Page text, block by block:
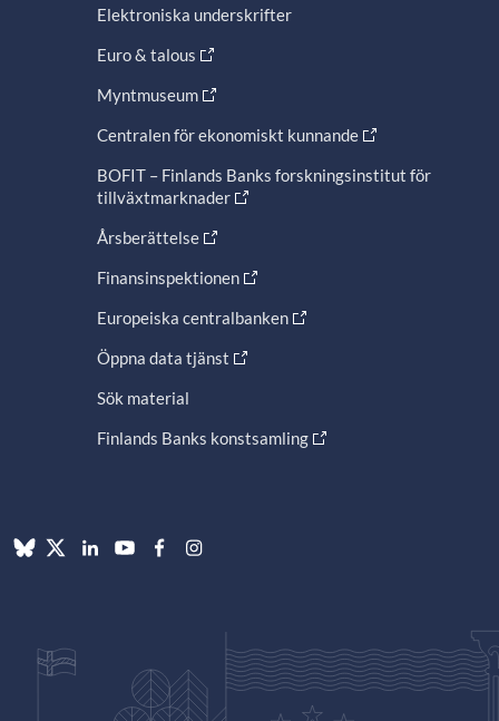
Elektroniska underskrifter
Euro & talous
Myntmuseum
Centralen för ekonomiskt kunnande
BOFIT – Finlands Banks forskningsinstitut för
tillväxtmarknader
Årsberättelse
Finansinspektionen
Europeiska centralbanken
Öppna data tjänst
Sök material
Finlands Banks konstsamling